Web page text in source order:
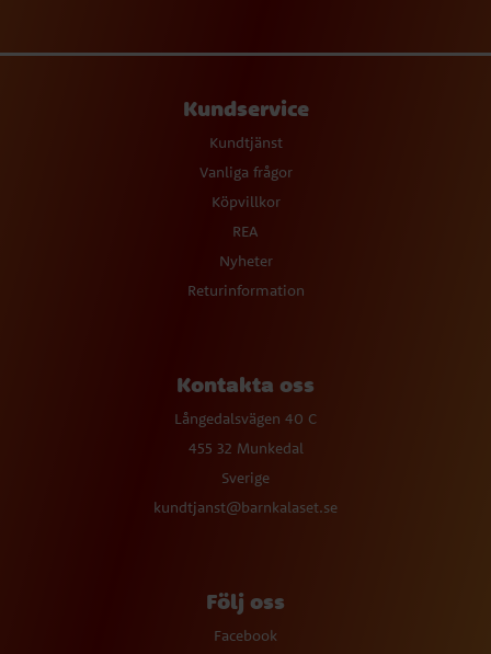
Kundservice
Kundtjänst
Vanliga frågor
Köpvillkor
REA
Nyheter
Returinformation
Kontakta oss
Långedalsvägen 40 C
455 32 Munkedal
Sverige
kundtjanst@barnkalaset.se
Följ oss
Facebook